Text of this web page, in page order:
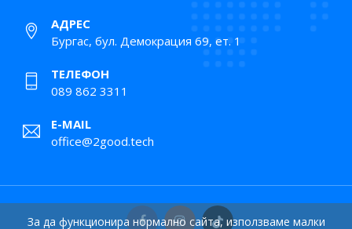
АДРЕС
Бургас, бул. Демокрация 69, ет. 1
ТЕЛЕФОН
089 862 3311
E-MAIL
office@2good.tech
За да функционира нормално сайта, използваме малки